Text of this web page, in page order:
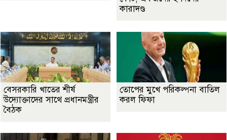
কারাদণ্ড
বেসরকারি খাতের শীর্ষ
উদ্যোক্তাদের সাথে প্রধানমন্ত্রীর
বৈঠক
তোপের মুখে পরিকল্পনা বাতিল
করল ফিফা